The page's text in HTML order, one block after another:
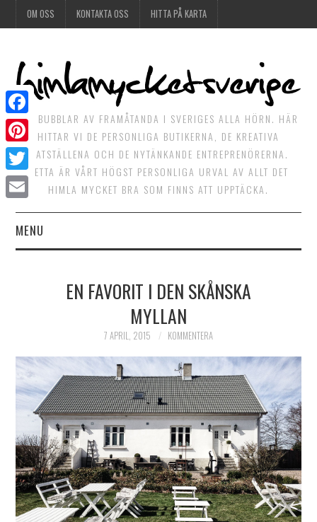
OM OSS KONTAKTA OSS HITTA PÅ KARTA
DET BUBBLAR AV FRAMÅTANDA I SVERIGES ALLA HÖRN. HÄR
HITTAR VI DE PERSONLIGA BUTIKERNA, DE KREATIVA
MATSTÄLLENA OCH DE NYTÄNKANDE ENTREPRENÖRERNA.
DETTA ÄR VÅRT HÖGST PERSONLIGA URVAL AV ALLT DET
HIMLA MYCKET BRA SOM FINNS ATT UPPTÄCKA.
MENU
HIMLAGRÖNT
HIMLASNYGGT
VI MÖTER
VI SPANAR PÅ
EN FAVORIT I DEN SKÅNSKA
MYLLAN
7 APRIL, 2015 KOMMENTERA
Facebook
Pinterest
Twitter
Email